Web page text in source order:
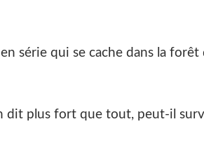
série qui se cache dans la forêt
dit plus fort que tout, peut-il